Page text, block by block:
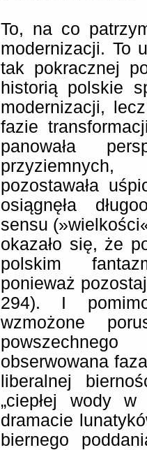
To, na co
modernizacji. To
tak pokracznej
historią polskie
modernizacji,
fazie
panowała
przyziemnych,
pozostawała
osiągnęła
sensu
okazało się, że
polskim
ponieważ
294). I
wzmożone
obserwowana
liberalnej
„ciepłej wody
dramacie
biernego